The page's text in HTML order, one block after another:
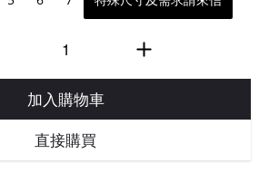
加入購物車
直接購買